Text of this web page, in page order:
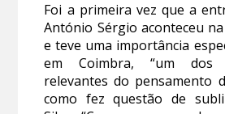
Foi a primeira vez que a
António Sérgio aconteceu
e teve uma importância
em Coimbra, “um dos
relevantes do pensamento
como fez questão de